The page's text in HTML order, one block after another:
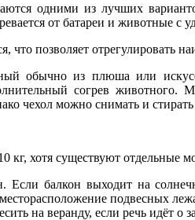
одними из лучших
от батареи и животные с
что позволяет отрегулировать
обычно из плюша или
согрев животного.
чехол можно снимать и
кг, хотя существуют отдельные
Если балкон выходит на
подвесных
на веранду, если речь идёт о